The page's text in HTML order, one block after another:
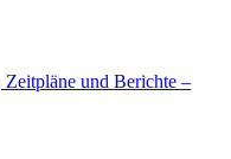
und Berichte –